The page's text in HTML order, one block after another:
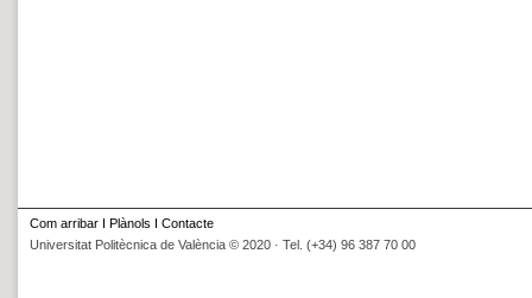
Com arribar I Plànols I Contacte
Universitat Politècnica de València © 2020 · Tel. (+34) 96 387 70 00